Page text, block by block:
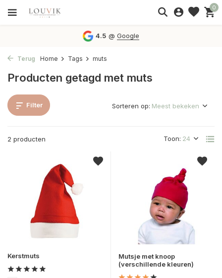
0
4.5 @Google
Terug Home Tags muts
Producten getagd met muts
Filter
2 producten Toon:
Sorteren op:
Kerstmuts
Mutsje met knoop
(verschillende kleuren)